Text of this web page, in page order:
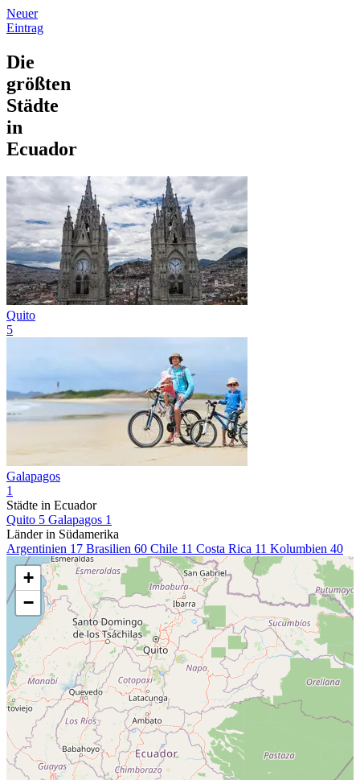
Neuer
Eintrag
Die
größten
Städte
in
Ecuador
Quito
5
Galapagos
1
Städte in Ecuador
Quito 5 Galapagos 1
Länder in Südamerika
Argentinien 17 Brasilien 60 Chile 11 Costa Rica 11 Kolumbien 40
+
−